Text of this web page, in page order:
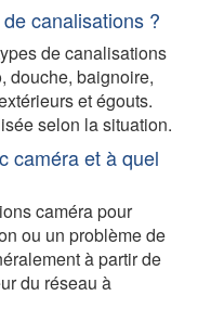
canalisations ?
de canalisations
douche, baignoire,
et égouts.
selon la situation.
caméra et à quel
caméra pour
ou un problème de
à partir de
du réseau à